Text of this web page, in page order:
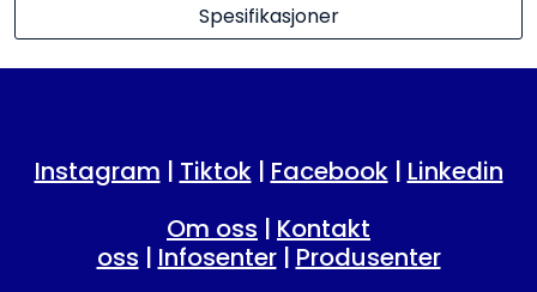
Spesifikasjoner
Instagram | Tiktok| Facebook| Linkedin
Om oss | Kontakt
oss | Infosenter| Produsenter